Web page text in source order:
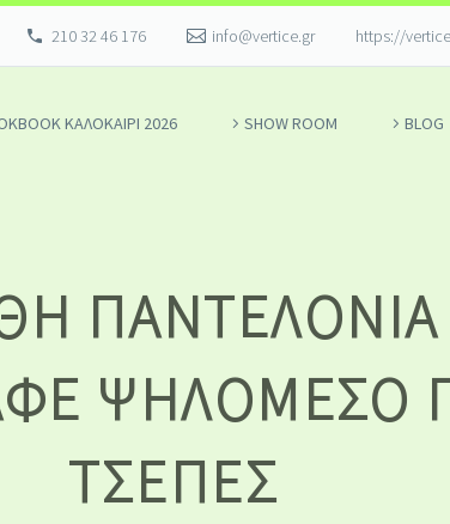
210 32 46 176 info@vertice.gr https://
ΚΑΛΟΚΑΊΡΙ 2026 SHOW ROOM BLOG
ΠΑΝΤΕΛΌΝΙΑ
ΨΗΛΌΜΕΣΟ
ΤΣΈΠΕΣ